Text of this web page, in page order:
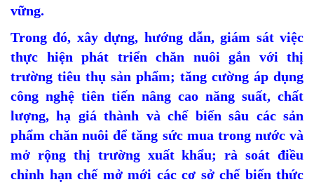
vững.
Trong đó, xây dựng, hướng dẫn, giám sát việc
thực hiện phát triển chăn nuôi gắn với thị
trường tiêu thụ sản phẩm; tăng cường áp dụng
công nghệ tiên tiến nâng cao năng suất, chất
lượng, hạ giá thành và chế biến sâu các sản
phẩm chăn nuôi để tăng sức mua trong nước và
mở rộng thị trường xuất khẩu; rà soát điều
chỉnh hạn chế mở mới các cơ sở chế biến thức